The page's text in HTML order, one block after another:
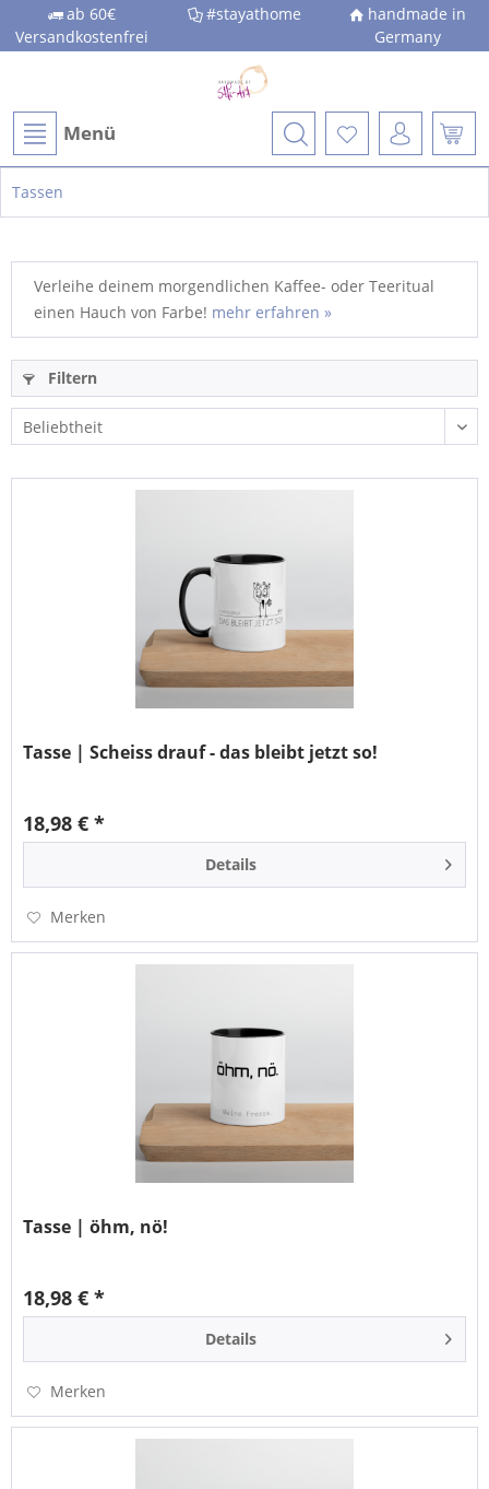
ab 60€
Versandkostenfrei
#stayathome
handmade in
Germany
Menü
Tassen
Verleihe deinem morgendlichen Kaffee- oder Teeritual
einen Hauch von Farbe! mehr erfahren »
Filtern
Tasse | Scheiss drauf - das bleibt jetzt so!
18,98 € *
Details
Merken
Tasse | öhm, nö!
18,98 € *
Details
Merken